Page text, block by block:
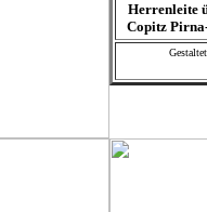
Herrenleite
Copitz